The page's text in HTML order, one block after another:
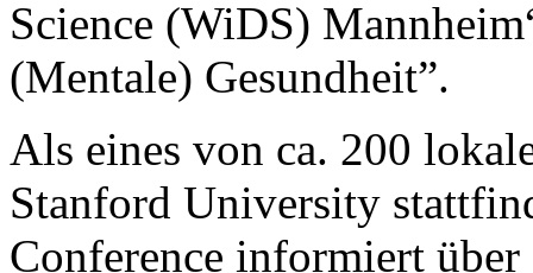
Science (WiDS)
(Mentale) Gesundheit”.
Als eines von ca. 200
Stanford University
Conference informiert über